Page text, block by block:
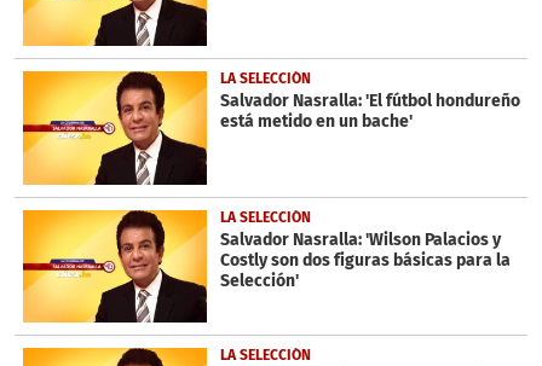
LA SELECCIÓN
Salvador Nasralla: 'El fútbol hondureño
está metido en un bache'
LA SELECCIÓN
Salvador Nasralla: 'Wilson Palacios y
Costly son dos figuras básicas para la
Selección'
LA SELECCIÓN